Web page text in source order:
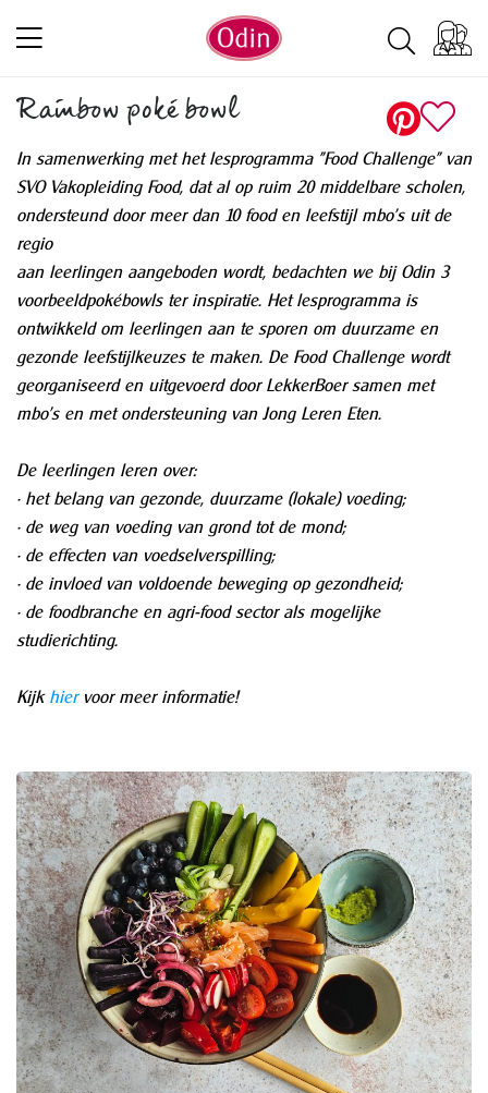
Rainbow poké bowl
In samenwerking met het lesprogramma "Food Challenge" van
SVO Vakopleiding Food, dat al op ruim 20 middelbare scholen,
ondersteund door meer dan 10 food en leefstijl mbo's uit de
regio
aan leerlingen aangeboden wordt, bedachten we bij Odin 3
voorbeeldpokébowls ter inspiratie. Het lesprogramma is
ontwikkeld om leerlingen aan te sporen om duurzame en
gezonde leefstijlkeuzes te maken. De Food Challenge wordt
georganiseerd en uitgevoerd door LekkerBoer samen met
mbo’s en met ondersteuning van Jong Leren Eten.
De leerlingen leren over:
• het belang van gezonde, duurzame (lokale) voeding;
• de weg van voeding van grond tot de mond;
• de effecten van voedselverspilling;
• de invloed van voldoende beweging op gezondheid;
• de foodbranche en agri-food sector als mogelijke
studierichting.
Kijk hiervoor meer informatie!